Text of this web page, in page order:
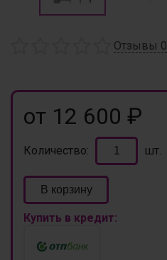
Отзывы 0
от 12 600 ₽
Количество: шт.
В корзину
Купить в кредит: